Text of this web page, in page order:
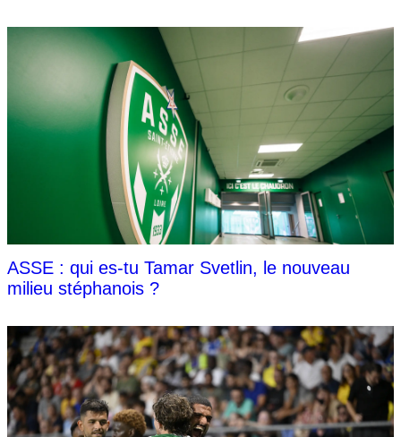
ASSE : qui es-tu Tamar Svetlin, le nouveau
milieu stéphanois ?